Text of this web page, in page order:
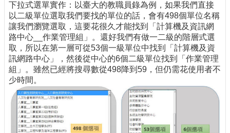
下拉式選單實作：以臺大的教職員錄為例，如果我們直接
以二級單位選取我們要找的單位的話，會有498個單位名稱
讓我們瀏覽選取，這要花很久才能找到「計算機及資訊網
路中心__作業管理組」。還好我們有做一二級的階層式選
取，所以在第一層可從53個一級單位中找到「計算機及資
訊網路中心」，然後從中心的6個二級單位找到「作業管理
組」。雖然已經將搜尋數從498降到59，但仍需花使用者不
少時間。